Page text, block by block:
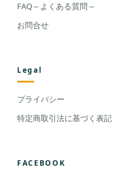
FAQ～よくある質問～
お問合せ
Legal
プライバシー
特定商取引法に基づく表記
FACEBOOK